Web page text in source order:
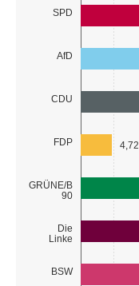
SPD
AfD
CDU
FDP
GRÜNE/B
90
Die
Linke
BSW
4,72